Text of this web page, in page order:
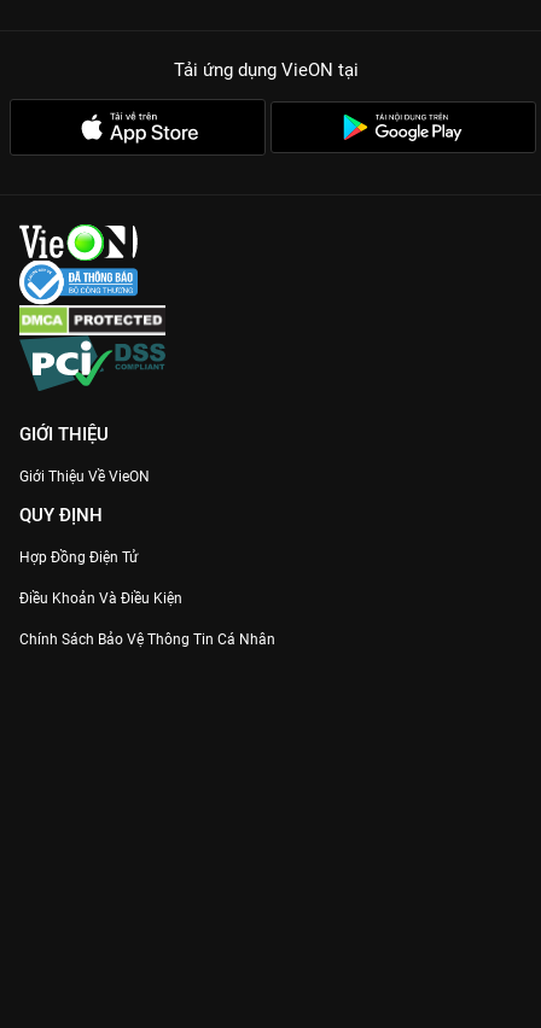
Tải ứng dụng VieON tại
GIỚI THIỆU
Giới Thiệu Về VieON
QUY ĐỊNH
Hợp Đồng Điện Tử
Điều Khoản Và Điều Kiện
Chính Sách Bảo Vệ Thông Tin Cá Nhân